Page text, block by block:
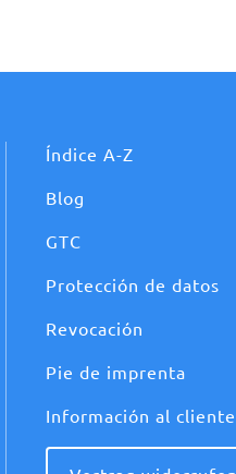
Índice A-Z
Blog
GTC
Protección de datos
Revocación
Pie de imprenta
Información al cliente